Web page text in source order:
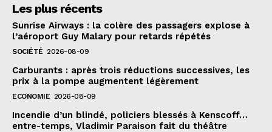
Les plus récents
Sunrise Airways : la colère des passagers explose à
l’aéroport Guy Malary pour retards répétés
SOCIÉTÉ 2026-08-09
Carburants : après trois réductions successives, les
prix à la pompe augmentent légèrement
ECONOMIE 2026-08-09
Incendie d’un blindé, policiers blessés à Kenscoff…
entre-temps, Vladimir Paraison fait du théâtre